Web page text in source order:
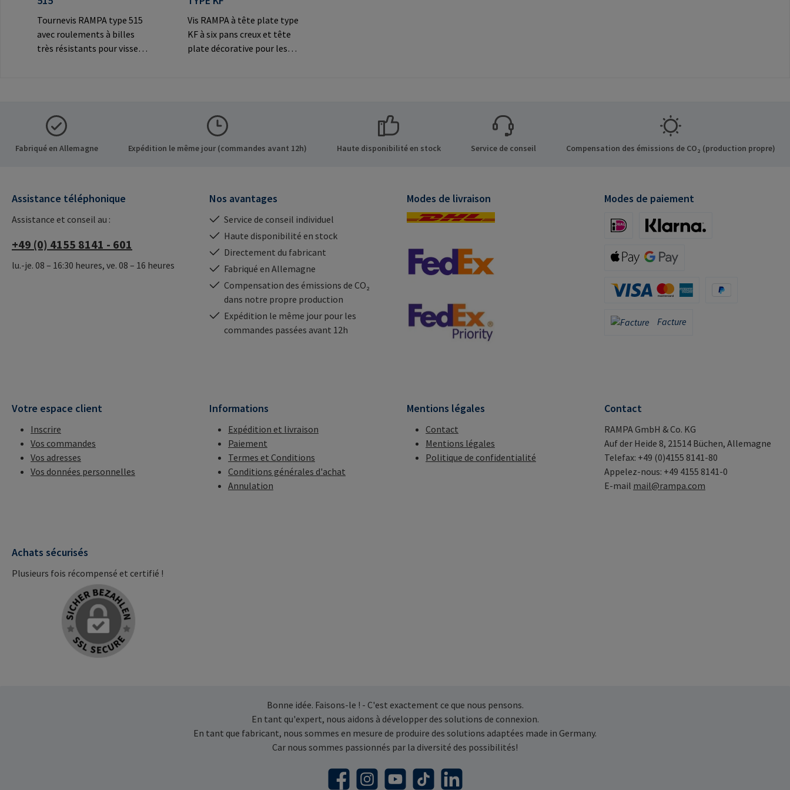
Tournevis RAMPA type 515
avec roulements à billes
très résistants pour visser
RAMPA.Informations sur le
fabricant: RAMPA GmbH &
Co. KG Auf der Heide 8 21514
Vis RAMPA à tête plate type
KF à six pans creux et tête
plate décorative pour les
Büchen Germany E-Mail:
mail@rampa.com
Fabriqué en Allemagne Expédition le même jour (commandes avant 12h) Haute disponibilité en stock Service de conseil Compensation des émissions de CO₂ (production propre)
Assistance téléphonique
Assistance et conseil au :
+49 (0) 4155 8141 - 601
lu.-je. 08 – 16:30 heures, ve. 08 – 16 heures
Nos avantages
Service de conseil individuel
Haute disponibilité en stock
Directement du fabricant
Fabriqué en Allemagne
Compensation des émissions de CO₂
dans notre propre production
Expédition le même jour pour les
commandes passées avant 12h
Modes de livraison Modes de paiement
Facture
Facture
Votre espace client
Inscrire
Vos commandes
Vos adresses
Vos données personnelles
Informations
Expédition et livraison
Paiement
Termes et Conditions
Conditions générales d'achat
Annulation
Mentions légales
Contact
Mentions légales
Politique de confidentialité
Contact
RAMPA GmbH & Co. KG
Auf der Heide 8, 21514 Büchen, Allemagne
Telefax: +49 (0)4155 8141-80
Appelez-nous: +49 4155 8141-0
E-mail mail@rampa.com
Achats sécurisés
Plusieurs fois récompensé et certifié !
Bonne idée. Faisons-le ! - C'est exactement ce que nous pensons.
En tant qu'expert, nous aidons à développer des solutions de connexion.
En tant que fabricant, nous sommes en mesure de produire des solutions adaptées made in Germany.
Car nous sommes passionnés par la diversité des possibilités!
FacebookInstagramYouTubeTikTok LinkedIn